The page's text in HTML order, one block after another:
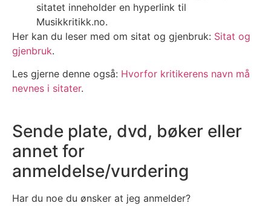
sitatet inneholder en hyperlink til
Musikkritikk.no.
Her kan du leser med om sitat og gjenbruk: Sitat og
gjenbruk.
Les gjerne denne også: Hvorfor kritikerens navn må
nevnes i sitater.
Sende plate, dvd, bøker eller
annet for
anmeldelse/vurdering
Har du noe du ønsker at jeg anmelder?